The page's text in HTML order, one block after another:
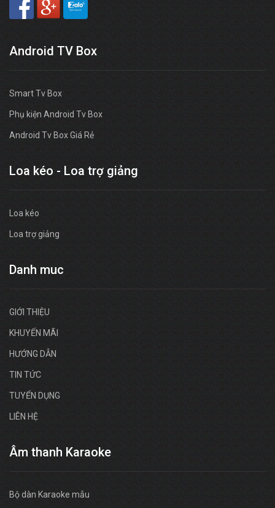
Android TV Box
Smart Tv Box
Phụ kiện Android Tv Box
Android Tv Box Giá Rẻ
Loa kéo - Loa trợ giảng
Loa kéo
Loa trợ giảng
Danh muc
GIỚI THIỆU
KHUYẾN MÃI
HƯỚNG DẪN
TIN TỨC
TUYỂN DỤNG
LIÊN HỆ
Âm thanh Karaoke
Bộ dàn Karaoke mẫu